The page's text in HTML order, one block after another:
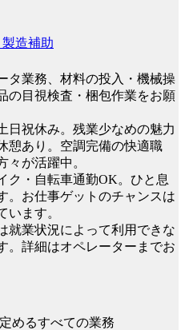
造補助
タ業務、材料の投入・機械操
の目視検査・梱包作業をお願
日祝休み。残業少なめの魅力
憩あり。空調完備の快適職
々が活躍中。
ク・自転車通勤OK。ひと息
。お仕事ゲットのチャンスは
います。
就業状況によって利用できな
。詳細はオペレーターまでお
めるすべての業務